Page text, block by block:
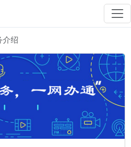
介绍